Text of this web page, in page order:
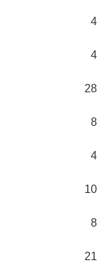
4
4
28
8
4
10
8
21